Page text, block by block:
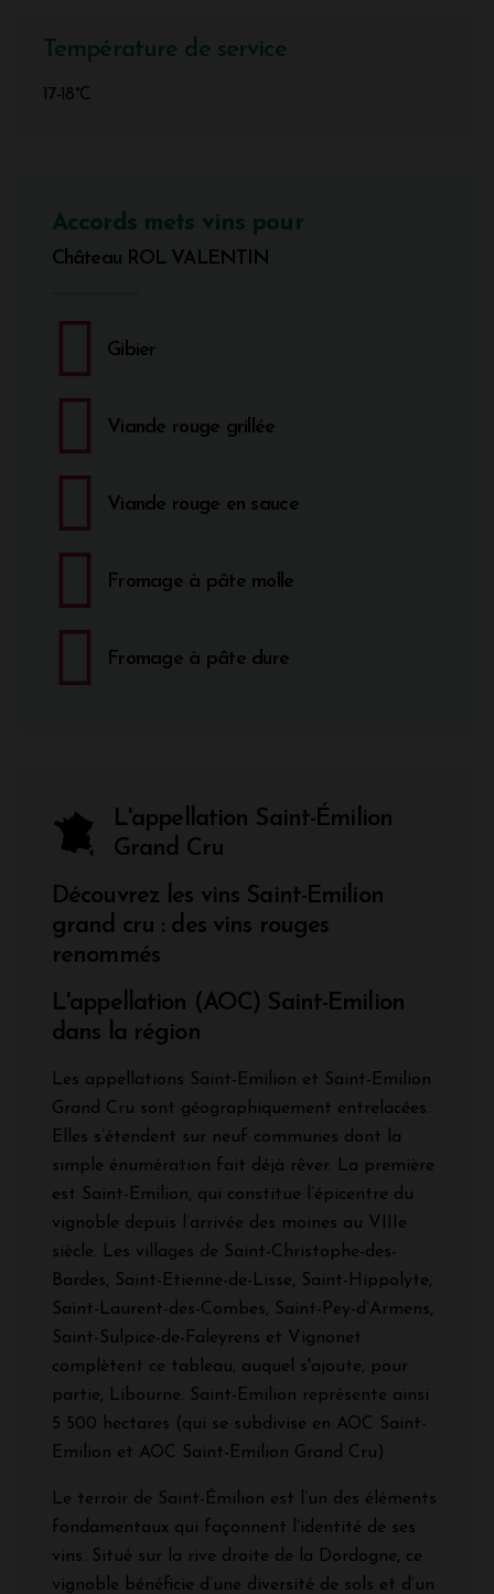
Température de service
17-18°C
Accords mets vins pour
Château ROL VALENTIN
Gibier
Viande rouge grillée
Viande rouge en sauce
Fromage à pâte molle
Fromage à pâte dure
L'appellation Saint-Émilion
Grand Cru
Découvrez les vins Saint-Emilion
grand cru : des vins rouges
renommés
L'appellation (AOC) Saint-Emilion
dans la région
Les appellations Saint-Emilion et Saint-Emilion
Grand Cru sont géographiquement entrelacées.
Elles s’étendent sur neuf communes dont la
simple énumération fait déjà rêver. La première
est Saint-Emilion, qui constitue l’épicentre du
vignoble depuis l’arrivée des moines au VIIIe
siècle. Les villages de Saint-Christophe-des-
Bardes, Saint-Etienne-de-Lisse, Saint-Hippolyte,
Saint-Laurent-des-Combes, Saint-Pey-d’Armens,
Saint-Sulpice-de-Faleyrens et Vignonet
complètent ce tableau, auquel s'ajoute, pour
partie, Libourne. Saint-Emilion représente ainsi
5 500 hectares (qui se subdivise en AOC Saint-
Emilion et AOC Saint-Emilion Grand Cru)
Le terroir de Saint-Émilion est l’un des éléments
fondamentaux qui façonnent l’identité de ses
vins. Situé sur la rive droite de la Dordogne, ce
vignoble bénéficie d’une diversité de sols et d’un